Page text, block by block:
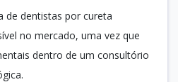
de dentistas por cureta
no mercado, uma vez que
dentro de um consultório